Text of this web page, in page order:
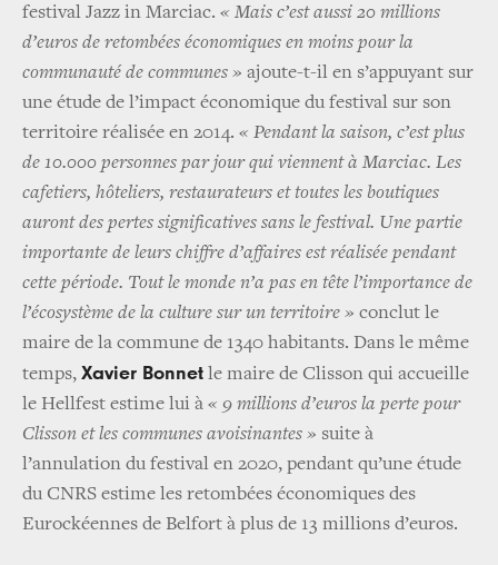
festival Jazz in Marciac. « Mais c’est aussi 20 millions
d’euros de retombées économiques en moins pour la
communauté de communes » ajoute-t-il en s’appuyant sur
une étude de l’impact économique du festival sur son
territoire réalisée en 2014. « Pendant la saison, c’est plus
de 10.000 personnes par jour qui viennent à Marciac. Les
cafetiers, hôteliers, restaurateurs et toutes les boutiques
auront des pertes significatives sans le festival. Une partie
importante de leurs chiffre d’affaires est réalisée pendant
cette période. Tout le monde n’a pas en tête l’importance de
l’écosystème de la culture sur un territoire » conclut le
maire de la commune de 1340 habitants. Dans le même
temps, Xavier Bonnet le maire de Clisson qui accueille
le Hellfest estime lui à « 9 millions d’euros la perte pour
Clisson et les communes avoisinantes » suite à
l’annulation du festival en 2020, pendant qu’une étude
du CNRS estime les retombées économiques des
Eurockéennes de Belfort à plus de 13 millions d’euros.